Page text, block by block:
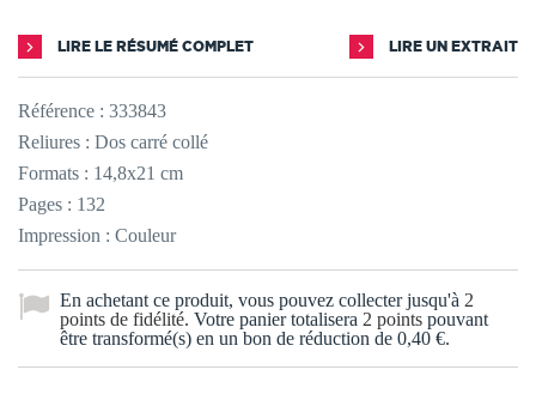
LIRE LE RÉSUMÉ COMPLET LIRE UN EXTRAIT
Référence : 333843
Reliures : Dos carré collé
Formats : 14,8x21 cm
Pages : 132
Impression : Couleur
En achetant ce produit, vous pouvez collecter jusqu'à 2
points de fidélité. Votre panier totalisera 2 points pouvant
être transformé(s) en un bon de réduction de 0,40 €.